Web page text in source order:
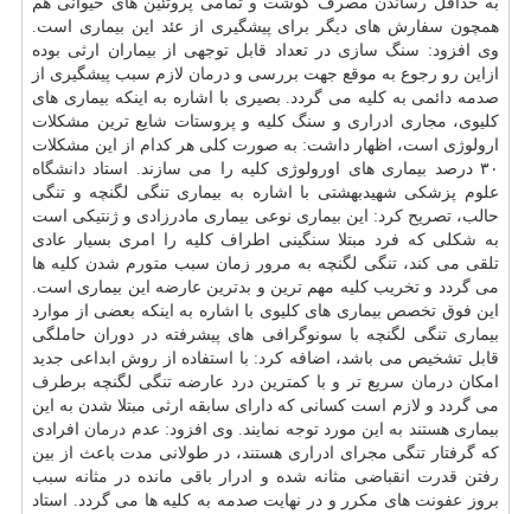
همچون سفارش های دیگر برای پیشگیری از عئد این بیماری است.
وی افزود: سنگ سازی در تعداد قابل توجهی از بیماران ارثی بوده
ازاین رو رجوع به موقع جهت بررسی و درمان لازم سبب پیشگیری از
صدمه دائمی به كلیه می گردد. بصیری با اشاره به اینكه بیماری های
كلیوی، مجاری ادراری و سنگ كلیه و پروستات شایع ترین مشكلات
ارولوژی است، اظهار داشت: به صورت كلی هر كدام از این مشكلات
۳۰ درصد بیماری های اورولوژی كلیه را می سازند. استاد
دانشگاه
علوم پزشكی شهیدبهشتی با اشاره به بیماری تنگی لگنچه و تنگی
حالب، تصریح كرد: این بیماری نوعی بیماری مادرزادی و ژنتیكی است
به شكلی كه فرد مبتلا سنگینی اطراف كلیه را امری بسیار عادی
تلقی می كند، تنگی لگنچه به مرور زمان سبب متورم شدن كلیه ها
می گردد و تخریب كلیه مهم ترین و بدترین عارضه این بیماری است.
این فوق تخصص بیماری های كلیوی با اشاره به اینكه بعضی از موارد
بیماری تنگی لگنچه با سونوگرافی های پیشرفته در دوران حاملگی
قابل تشخیص می باشد، اضافه كرد: با استفاده از روش ابداعی جدید
امكاندرمان سریع تر و با كمترین درد عارضه تنگی لگنچه برطرف
می گردد و لازم است كسانی كه دارای سابقه ارثی مبتلا شدن به این
بیماری هستند به این مورد توجه نمایند. وی افزود: عدم درمان افرادی
كه گرفتار تنگی مجرای ادراری هستند، در طولانی مدت باعث از بین
رفتن قدرت انقباضی مثانه شده و ادرار باقی مانده در مثانه سبب
بروز عفونت های مكرر و در نهایت صدمه به كلیه ها می گردد. استاد